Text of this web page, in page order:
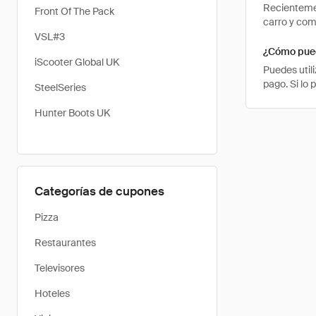
Front Of The Pack
VSL#3
iScooter Global UK
SteelSeries
Hunter Boots UK
Categorías de cupones
Pizza
Restaurantes
Televisores
Hoteles
carro y
¿Cómo
Puedes
pago. Si lo